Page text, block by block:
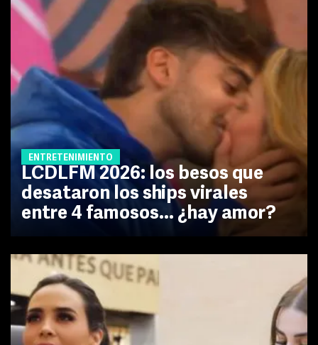
ENTRETENIMIENTO
LCDLFM 2026: los besos que
desataron los ships virales
entre 4 famosos... ¿hay amor?